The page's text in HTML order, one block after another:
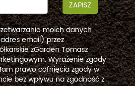
ZAPISZ
moich danych
email) przez
zGarden Tomasz
Wyrażenie zgody
prawo cofnięcia zgody w
bez wpływu na zgodność z